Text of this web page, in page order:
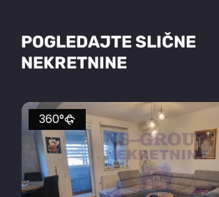
POGLEDAJTE SLIČNE
NEKRETNINE
360°